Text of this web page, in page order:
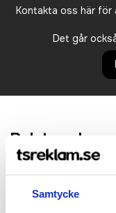
Samtycke
Kontakta oss här
Det går
Relaterade